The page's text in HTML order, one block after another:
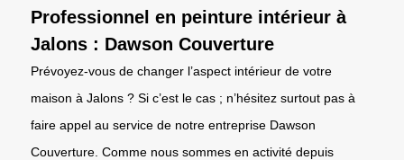
Professionnel en peinture intérieur à
Jalons : Dawson Couverture
Prévoyez-vous de changer l’aspect intérieur de votre
maison à Jalons ? Si c’est le cas ; n’hésitez surtout pas à
faire appel au service de notre entreprise Dawson
Couverture. Comme nous sommes en activité depuis